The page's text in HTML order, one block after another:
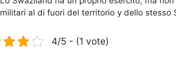
militari al di fuori del territorio y dello stesso
4/5 - (1 vote)